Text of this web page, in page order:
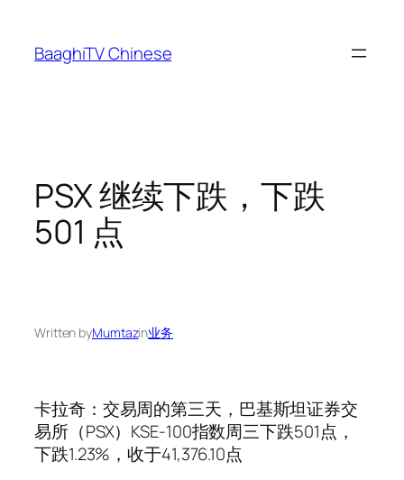
content
BaaghiTV Chinese
PSX 继续下跌，下跌
501 点
Written byMumtazin业务
卡拉奇：交易周的第三天，巴基斯坦证券交
易所（PSX）KSE-100指数周三下跌501点，
下跌1.23%，收于41,376.10点